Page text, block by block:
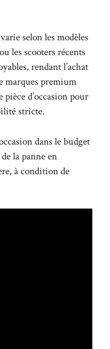
selon les modèles
les scooters récents
rendant l’achat
marques premium
d’occasion pour
stricte.
dans le budget
la panne en
à condition de